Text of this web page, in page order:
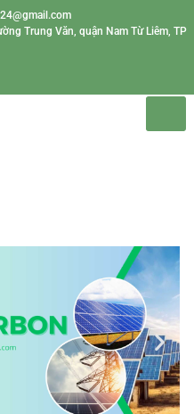
Trung Văn, quận Nam Từ Liêm, TP